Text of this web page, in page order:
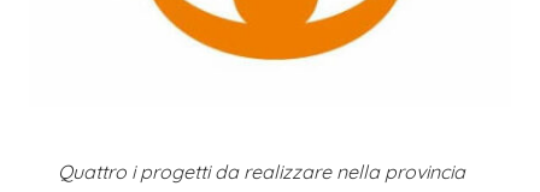
Quattro i progetti da realizzare nella provincia